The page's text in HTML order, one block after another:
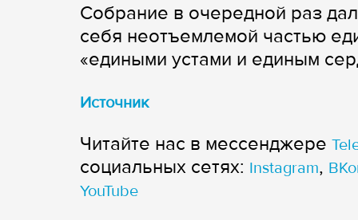
Собрание в очередной раз
себя неотъемлемой частью
«едиными устами и единым
Источник
Читайте нас в мессенджере
cоциальных сетях: Instagram,
YouTube